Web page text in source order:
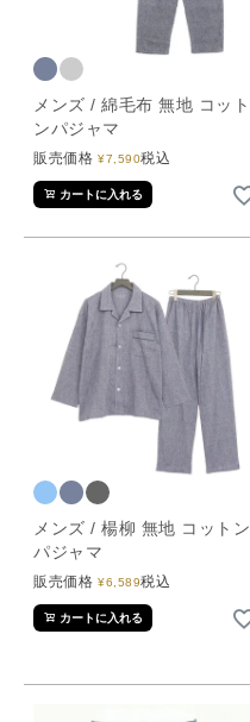
メンズ / 綿毛布 無地 コット
ンパジャマ
販売価格 ¥7,590税込
カートに入れる
メンズ / 楊柳 無地 コットン
パジャマ
販売価格 ¥6,589税込
カートに入れる